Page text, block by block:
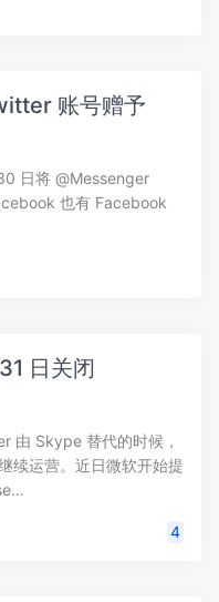
账号赠予
日将 @Messenger
也有 Facebook
日关闭
由 Skype 替代的时候，
续运营。近日微软开始提
4